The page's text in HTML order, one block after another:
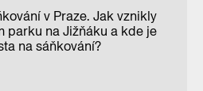
v Praze. Jak vznikly
parku na Jižňáku a kde je
na sáňkování?